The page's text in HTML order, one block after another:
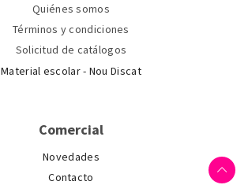
Quiénes somos
Términos y condiciones
Solicitud de catálogos
Material escolar - Nou Discat
Comercial
Novedades
Contacto